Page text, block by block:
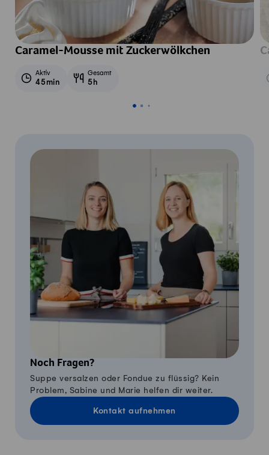
Caramel-Mousse mit Zuckerwölkchen
Aktiv
45min
Gesamt
5h
Noch Fragen?
Suppe versalzen oder Fondue zu flüssig? Kein
Problem, Sabine und Marie helfen dir weiter.
Kontakt aufnehmen